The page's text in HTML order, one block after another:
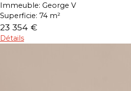
Immeuble: George V
Superficie: 74 m²
23 354 €
Détails